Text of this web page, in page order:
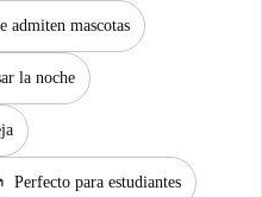
admiten mascotas
la noche
Perfecto para estudiantes